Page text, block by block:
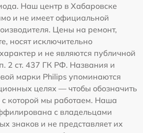
Наш центр в Хабаровске
и не имеет официальной
Цены на ремонт,
носят исключительно
и не являются публичной
2 ст. 437 ГК РФ. Названия и
марки Philips упоминаются
целях — чтобы обозначить
с которой мы работаем. Наша
с владельцами
знаков и не представляет их